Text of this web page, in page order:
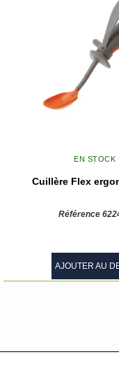
EN STOCK
Cuillère Flex
Référence
AJOUTER AU